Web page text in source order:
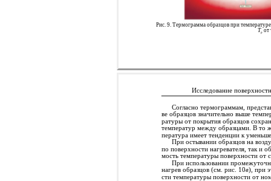
Рис. 9. Термограмма образцов при температуре
Тр от
Исследование
Согласно термограммам,
ве образцов значительно выше
ратуры от покрытия образцов
температур между образцами. В то
пература имеет тенденции к
При остывании образцов на
по поверхности нагревателя, так и
мость температуры поверхности от
При использовании
нагрев образцов (см. рис. 10в), при
сти температуры поверхности от